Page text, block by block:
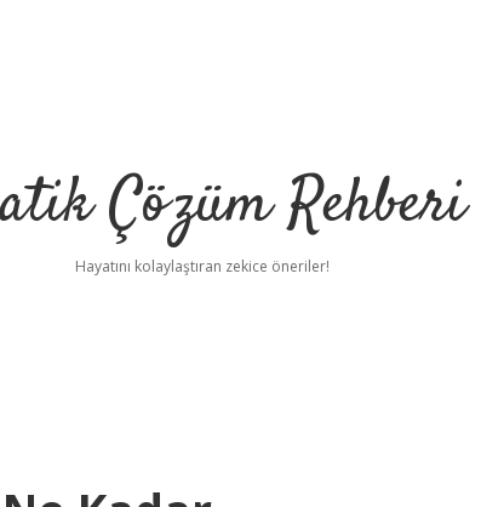
Çözüm Rehberi
Hayatını kolaylaştıran zekice öneriler!